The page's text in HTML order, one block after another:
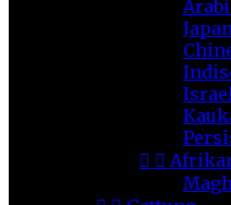
 